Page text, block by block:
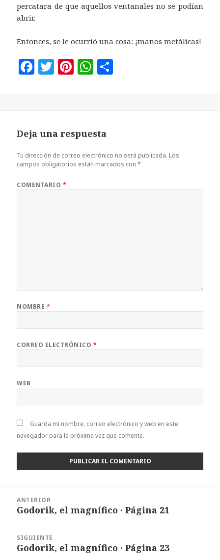
percatara de que aquellos ventanales no se podían
abrir.
Entonces, se le ocurrió una cosa: ¡manos metálicas!
F
b
o
T
r
Pi
es
t
W
A
p ir
Deja una respuesta
Tu dirección de correo electrónico no será publicada. Los
campos obligatorios están marcados con*
COMENTARIO *
NOMBRE *
CORREO ELECTRÓNICO *
WEB
Guarda mi nombre, correo electrónico y web en este
navegador para la próxima vez que comente.
entradas
ANTERIOR
Entrada
Godorik, el magnífico · Página 21
SIGUIENTE
Entrada
Godorik, el magnífico · Página 23